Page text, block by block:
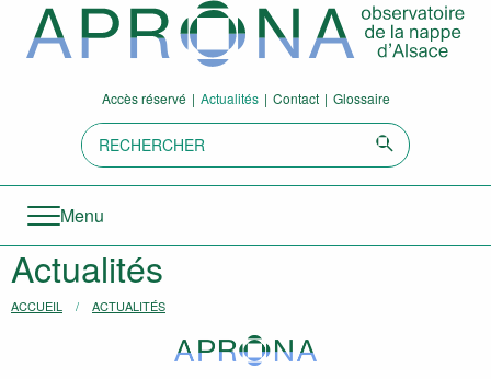
Aller directement à la navigation
Aller directement au contenu
Accès réservé Actualités Contact Glossaire
Recherche:
Envoyer
Menu
Actualités
Vous êtes ici :
ACCUEIL ACTUALITÉS